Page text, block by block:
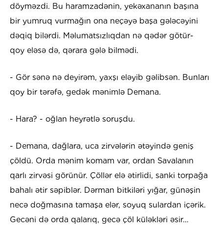
döyməzdi. Bu haramzadənin, yekəxananın başına
bir yumruq vurmağın ona neçəyə başa gələcəyini
dəqiq bilərdi. Məlumatsızlıqdan nə qədər götür-
qoy eləsə də, qərara gələ bilmədi.
- Gör sənə nə deyirəm, yaxşı eləyib gəlibsən. Bunları
qoy bir tərəfə, gedək mənimlə Demana.
- Hara? - oğlan heyrətlə soruşdu.
- Demana, dağlara, uca zirvələrin ətəyində geniş
çöldü. Orda mənim komam var, ordan Savalanın
qarlı zirvəsi görünür. Çöllər elə ətirlidi, sanki torpağa
bahalı ətir səpiblər. Dərman bitkiləri yığar, günəşin
necə doğmasına tamaşa elər, soyuq sulardan içərik.
Gecəni də orda qalarıq, gecə çöl küləkləri əsir…